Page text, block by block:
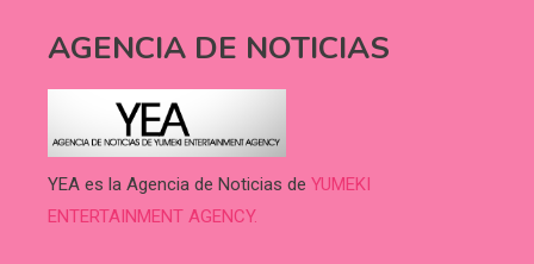
AGENCIA DE NOTICIAS
YEA es la Agencia de Noticias de YUMEKI
ENTERTAINMENT AGENCY.